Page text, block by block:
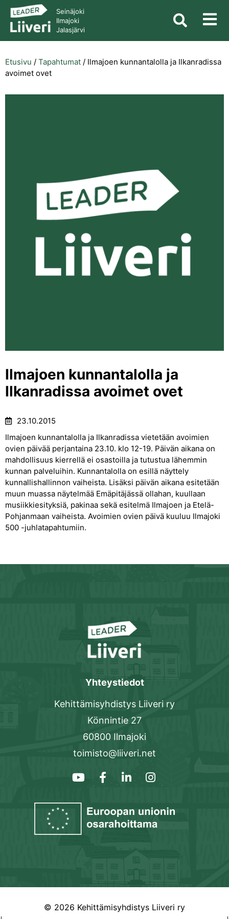
Seinäjoki
Ilmajoki
Jalasjärvi
Etusivu / Tapahtumat / Ilmajoen kunnantalolla ja Ilkanradissa
avoimet ovet
Ilmajoen kunnantalolla ja
Ilkanradissa avoimet ovet
23.10.2015
Ilmajoen kunnantalolla ja Ilkanradissa vietetään avoimien
ovien päivää perjantaina 23.10. klo 12-19. Päivän aikana on
mahdollisuus kierrellä ei osastoilla ja tutustua lähemmin
kunnan palveluihin. Kunnantalolla on esillä näyttely
kunnallishallinnon vaiheista. Lisäksi päivän aikana esitetään
muun muassa näytelmää Emäpitäjässä ollahan, kuullaan
musiikkiesityksiä, pakinaa sekä esitelmä Ilmajoen ja Etelä-
Pohjanmaan vaiheista. Avoimien ovien päivä kuuluu Ilmajoki
500 -juhlatapahtumiin.
Yhteystiedot
Kehittämisyhdistys Liiveri ry
Könnintie 27
60800 Ilmajoki
toimisto@liiveri.net
© 2026 Kehittämisyhdistys Liiveri ry